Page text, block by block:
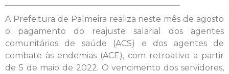
A Prefeitura de Palmeira realiza neste mês de agosto
o pagamento do reajuste salarial dos agentes
comunitários de saúde (ACS) e dos agentes de
combate às endemias (ACE), com retroativo a partir
de 5 de maio de 2022. O vencimento dos servidores,